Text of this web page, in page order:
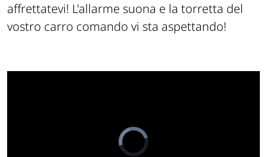
affrettatevi! L'allarme suona e la torretta del
vostro carro comando vi sta aspettando!
Video
Player
is
loading.